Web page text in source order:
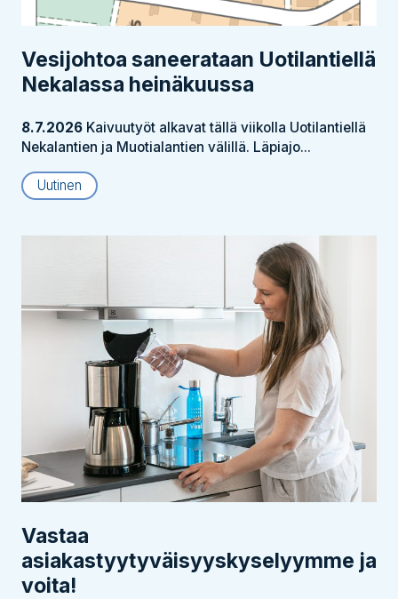
Vesijohtoa saneerataan Uotilantiellä
Nekalassa heinäkuussa
8.7.2026 Kaivuutyöt alkavat tällä viikolla Uotilantiellä
Nekalantien ja Muotialantien välillä. Läpiajo...
Uutinen
Vastaa
asiakastyytyväisyyskyselyymme ja
voita!